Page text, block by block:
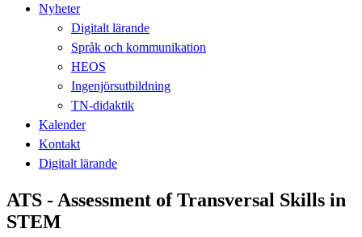
Nyheter
Digitalt lärande
Språk och kommunikation
HEOS
Ingenjörsutbildning
TN-didaktik
Kalender
Kontakt
Digitalt lärande
ATS - Assessment of Transversal Skills in
STEM